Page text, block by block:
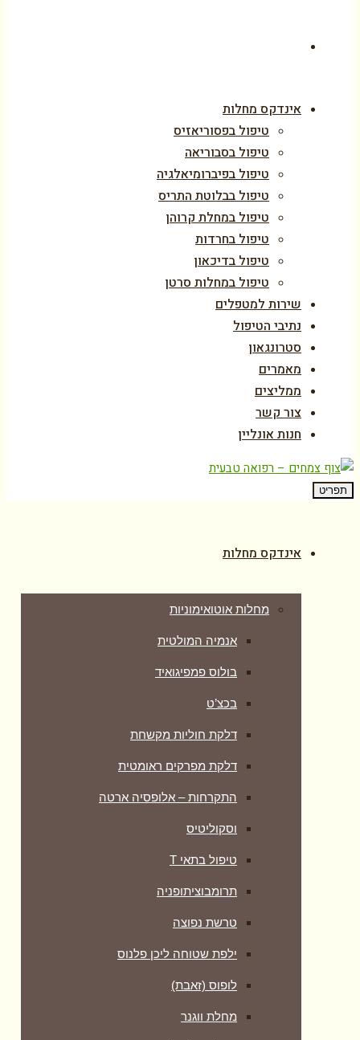
אינדקס מחלות
טיפול בפסוריאזיס
טיפול בסבוריאה
טיפול בפיברומיאלגיה
טיפול בבלוטת התריס
טיפול במחלת קרוהן
טיפול בחרדות
טיפול בדיכאון
טיפול במחלות סרטן
שירות למטפלים
נתיבי הטיפול
סטרונגאון
מאמרים
ממליצים
צור קשר
חנות אונליין
תפריט
אינדקס מחלות
מחלות אוטואימוניות
אנמיה המולטית
בולוס פמפיגואיד
בכצ’ט
דלקת חוליות מקשחת
דלקת מפרקים ראומטית
התקרחות – אלופסיה ארטה
וסקוליטיס
טיפול בתאי T
תרומבוציתופניה
טרשת נפוצה
ילפת שטוחה ליכן פלנוס
לופוס (זאבת)
מחלת ווגנר